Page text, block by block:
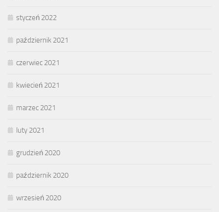
styczeń 2022
październik 2021
czerwiec 2021
kwiecień 2021
marzec 2021
luty 2021
grudzień 2020
październik 2020
wrzesień 2020